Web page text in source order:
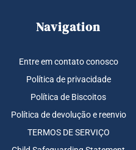
Navigation
Entre em contato conosco
Política de privacidade
Política de Biscoitos
Política de devolução e reenvio
TERMOS DE SERVIÇO